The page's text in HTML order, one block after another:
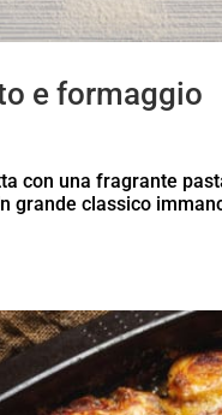
e formaggio
con una fragrante
grande classico